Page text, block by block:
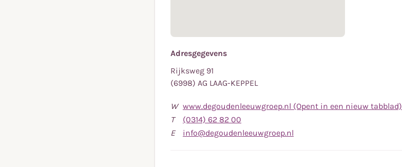
Adresgegevens
Rijksweg 91
(6998) AG LAAG-KEPPEL
W www.degoudenleeuwgroep.nl (Opent in een nieuw tabblad)
T
(0314) 62 82 00
naar
E info@degoudenleeuwgroep.nl